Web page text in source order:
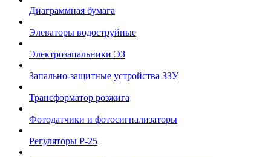
Диаграммная бумага
Элеваторы водоструйные
Электрозапальники ЭЗ
Запально-защитные устройства ЗЗУ
Трансформатор розжига
Фотодатчики и фотосигнализаторы
Регуляторы Р-25